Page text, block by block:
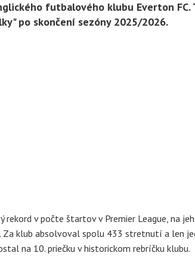
futbalového klubu Everton FC.
po skončení sezóny 2025/2026.
rekord v počte štartov v Premier League, na
Za klub absolvoval spolu 433 stretnutí a len
na 10. priečku v historickom rebríčku klubu.